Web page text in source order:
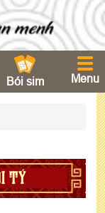
Bói sim Menu
TÝ